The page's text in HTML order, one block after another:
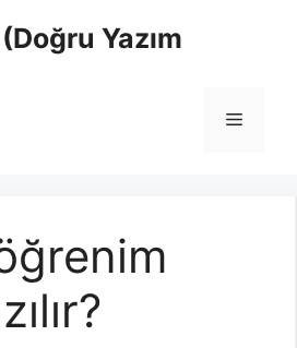
(Doğru Yazım
Menü